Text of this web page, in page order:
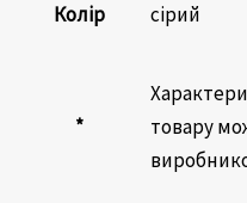
Колір сірий
*
товару